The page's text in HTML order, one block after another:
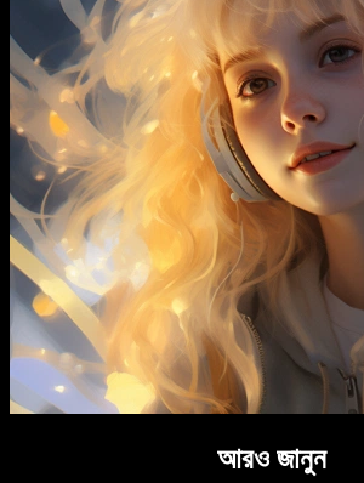
আরও জানুন